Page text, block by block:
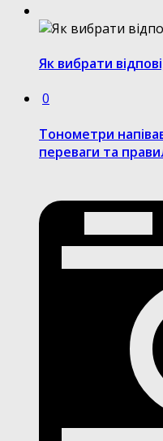
Як вибрати
0
Тонометри
переваги та